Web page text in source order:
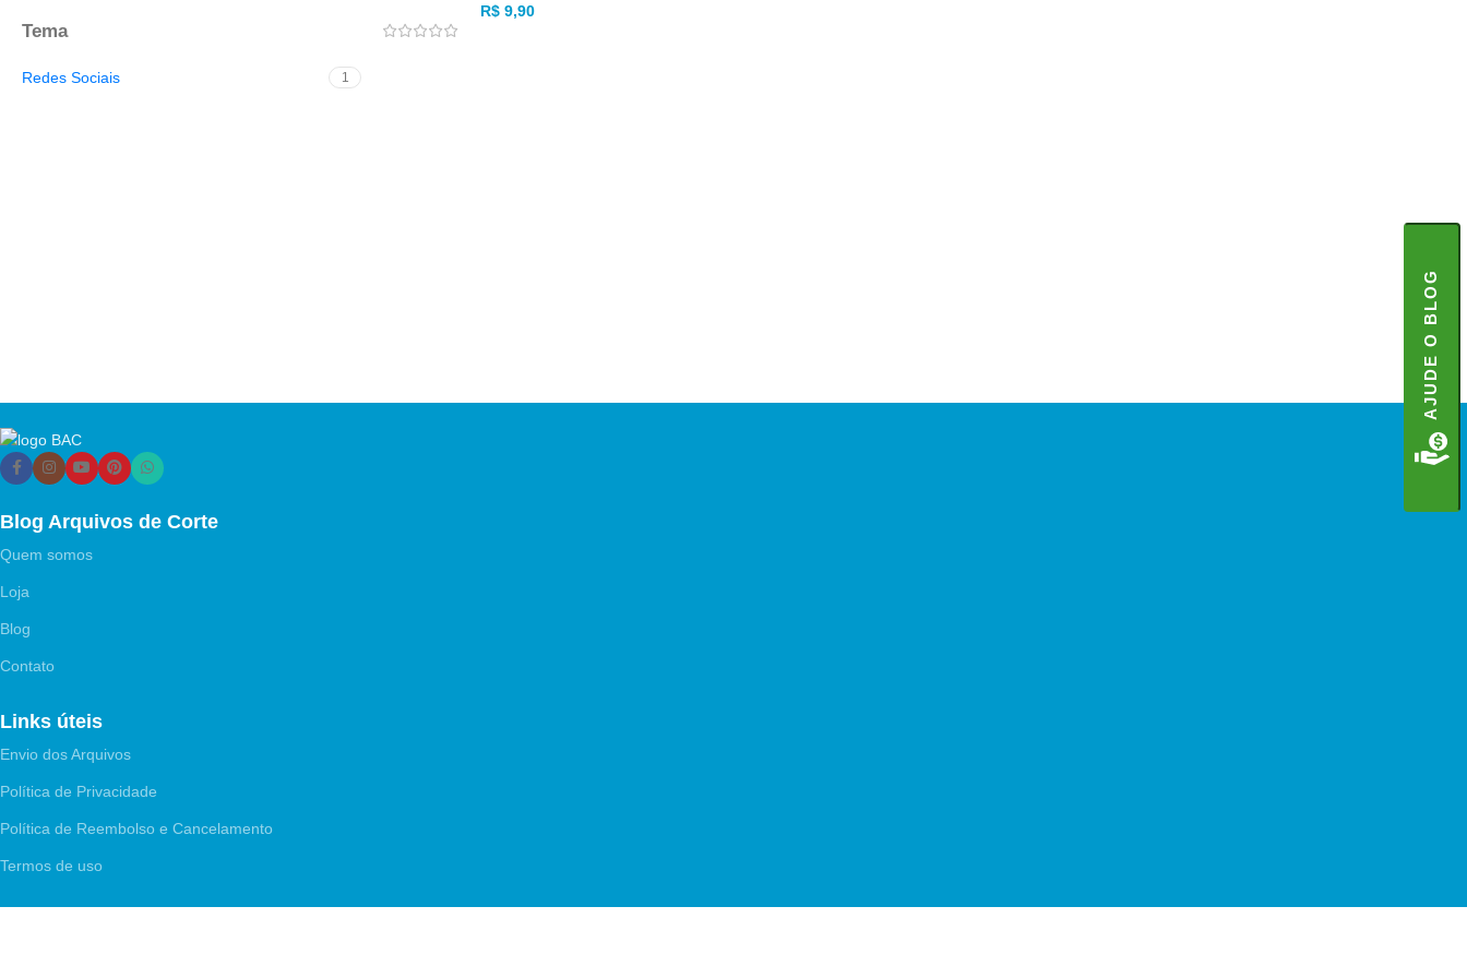
Tema
Redes Sociais 1
R$ 9,90
Blog Arquivos de Corte
Quem somos
Loja
Blog
Contato
Links úteis
Envio dos Arquivos
Política de Privacidade
Política de Reembolso e Cancelamento
Termos de uso
AJUDE O BLOG